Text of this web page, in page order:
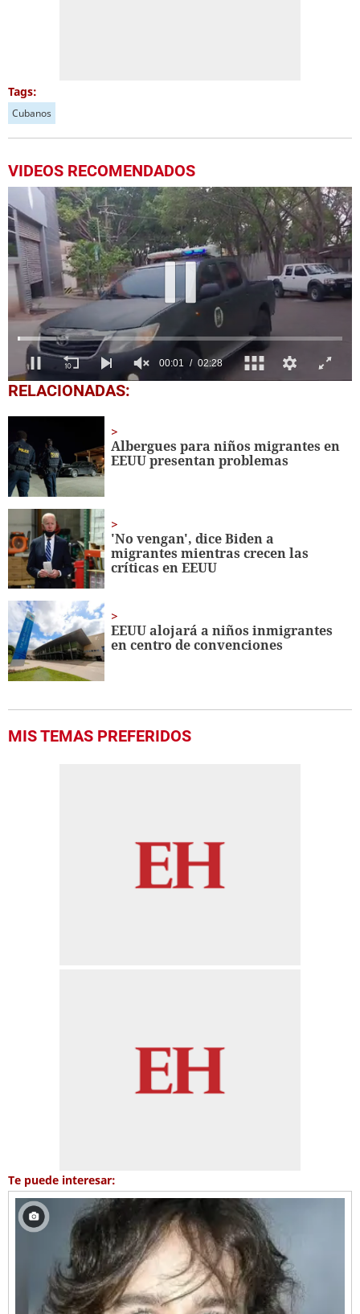
Tags:
Cubanos
VIDEOS RECOMENDADOS
0
seconds
minutes,
28
seconds
RELACIONADAS:
Albergues para niños migrantes en
EEUU presentan problemas
'No vengan', dice Biden a
migrantes mientras crecen las
críticas en EEUU
EEUU alojará a niños inmigrantes
en centro de convenciones
MIS TEMAS PREFERIDOS
Te puede interesar: